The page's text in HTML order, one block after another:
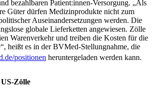
bezahlbaren Patient:innen-Versorgung. „Als
Güter dürfen Medizinprodukte nicht zum
Auseinandersetzungen werden. Die
globale Lieferketten angewiesen. Zölle
Warenverkehr und treiben die Kosten für die
heißt es in der BVMed-Stellungnahme, die
positionen heruntergeladen werden kann.
Zölle